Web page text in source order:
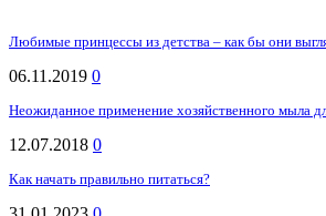
Любимые принцессы из детства – как бы они
06.11.2019 0
Неожиданное применение хозяйственного мыла
12.07.2018 0
Как начать правильно питаться?